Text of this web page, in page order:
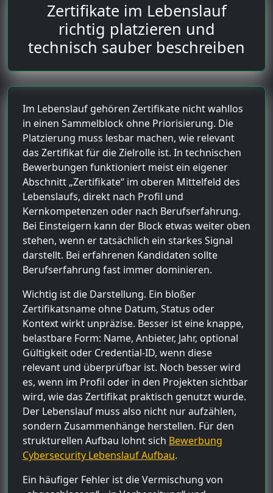
Zertifikate im Lebenslauf
richtig platzieren und
technisch sauber beschreiben
Im Lebenslauf gehören Zertifikate nicht wahllos
in einen Sammelblock ohne Priorisierung. Die
Platzierung muss lesbar machen, wie relevant
das Zertifikat für die Zielrolle ist. In technischen
Bewerbungen funktioniert meist ein eigener
Abschnitt „Zertifikate“ im oberen Mittelfeld des
Lebenslaufs, direkt nach Profil und
Kernkompetenzen oder nach Berufserfahrung.
Bei Einsteigern kann der Block etwas weiter oben
stehen, wenn er tatsächlich ein starkes Signal
darstellt. Bei erfahrenen Kandidaten sollte
Berufserfahrung fast immer dominieren.
Wichtig ist die Darstellung. Ein bloßer
Zertifikatsname ohne Datum, Status oder
Kontext wirkt unpräzise. Besser ist eine knappe,
belastbare Form: Name, Anbieter, Jahr, optional
Gültigkeit oder Credential-ID, wenn diese
relevant und überprüfbar ist. Noch besser wird
es, wenn im Profil oder in den Projekten sichtbar
wird, wie das Zertifikat praktisch genutzt wurde.
Der Lebenslauf muss also nicht nur aufzählen,
sondern Zusammenhänge herstellen. Für den
strukturellen Aufbau lohnt sich Bewerbung
Cybersecurity Lebenslauf Aufbau.
Ein häufiger Fehler ist die Vermischung von